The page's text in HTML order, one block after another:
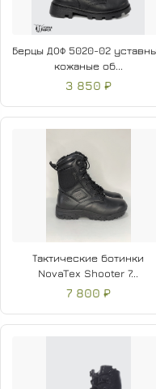
Берцы ДОФ 5020-02
кожаные об...
3 850 ₽
Тактические ботинки
NovaTex Shooter 7...
7 800 ₽